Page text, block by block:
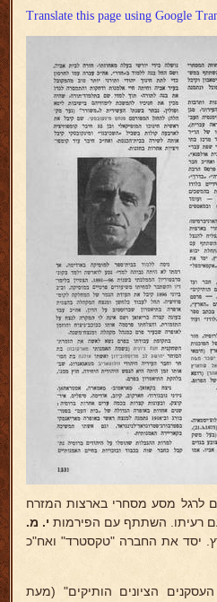
Translate this page using Google
לרגל מסע מסחרי בארצות המזרח
רעיתו. השתתף עם הפירמות י. מ.
יסד את החברה "טקסטרד" ואח"כ
הציונים הותיקים" (מעת